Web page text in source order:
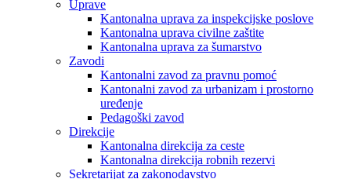
Uprave
Kantonalna uprava za inspekcijske poslove
Kantonalna uprava civilne zaštite
Kantonalna uprava za šumarstvo
Zavodi
Kantonalni zavod za pravnu pomoć
Kantonalni zavod za urbanizam i prostorno
uređenje
Pedagoški zavod
Direkcije
Kantonalna direkcija za ceste
Kantonalna direkcija robnih rezervi
Sekretarijat za zakonodavstvo